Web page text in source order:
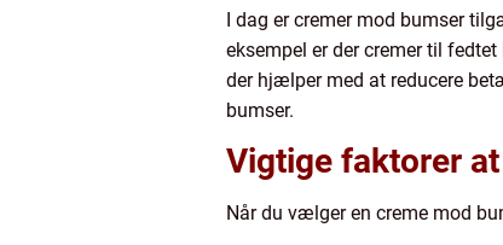
I dag er cremer mod bumser
eksempel er der cremer til
der hjælper med at reducere
bumser.
Vigtige faktorer
Når du vælger en creme mod